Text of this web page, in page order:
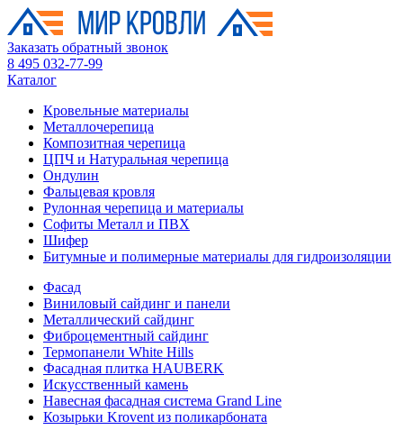
Заказать обратный звонок
8 495 032-77-99
Каталог
Кровельные материалы
Металлочерепица
Композитная черепица
ЦПЧ и Натуральная черепица
Ондулин
Фальцевая кровля
Рулонная черепица и материалы
Софиты Металл и ПВХ
Шифер
Битумные и полимерные материалы для гидроизоляции
Фасад
Виниловый сайдинг и панели
Металлический сайдинг
Фиброцементный сайдинг
Термопанели White Hills
Фасадная плитка HAUBERK
Искусственный камень
Навесная фасадная система Grand Line
Козырьки Krovent из поликарбоната